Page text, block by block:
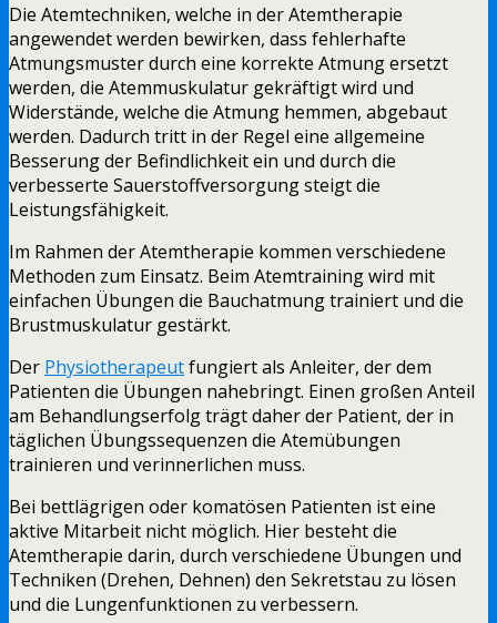
Die Atemtechniken, welche in der Atemtherapie
angewendet werden bewirken, dass fehlerhafte
Atmungsmuster durch eine korrekte Atmung ersetzt
werden, die Atemmuskulatur gekräftigt wird und
Widerstände, welche die Atmung hemmen, abgebaut
werden. Dadurch tritt in der Regel eine allgemeine
Besserung der Befindlichkeit ein und durch die
verbesserte Sauerstoffversorgung steigt die
Leistungsfähigkeit.
Im Rahmen der Atemtherapie kommen verschiedene
Methoden zum Einsatz. Beim Atemtraining wird mit
einfachen Übungen die Bauchatmung trainiert und die
Brustmuskulatur gestärkt.
Der Physiotherapeutfungiert als Anleiter, der dem
Patienten die Übungen nahebringt. Einen großen Anteil
am Behandlungserfolg trägt daher der Patient, der in
täglichen Übungssequenzen die Atemübungen
trainieren und verinnerlichen muss.
Bei bettlägrigen oder komatösen Patienten ist eine
aktive Mitarbeit nicht möglich. Hier besteht die
Atemtherapie darin, durch verschiedene Übungen und
Techniken (Drehen, Dehnen) den Sekretstau zu lösen
und die Lungenfunktionen zu verbessern.